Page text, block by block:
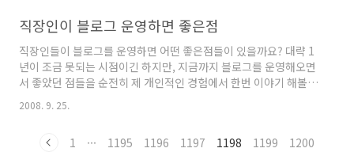
되시더군요. 이름이 수잔이라고 소개를 해주셨는
데, 막..
싶습니다. 오늘 블로그 PPL 제안과 관련한 이메
일을 한통 받았습니다. OOO 관련 업체였는데 제
블로그가 자기계발 관련 내용들이 많다보니, 또
나름 제 블로그를 관심있게 봐주셔서 그런지 모
르겠으나 어쨌든 제 블로그를 통해 많은 분들께
관련 서비스(?)를 홍보했으면 하는 내용의 문의
직장인이 블로그 운영하면 좋은점
직장인들이 블로그를 운영하면 어떤 좋은점들이 있을까요? 대략 1
년이 조금 못되는 시점이긴 하지만, 지금까지 블로그를 운영해오면
서 좋았던 점들을 순전히 제 개인적인 경험에서 한번 이야기 해볼까
있겠으나, 제 경험으로 되짚어 보면, 블로그 적극적으로 운영해보시
던 순간들중에서 가장 인상깊은 항목들로 간단히 추려보았습니다.
2008. 9. 25.
1 ··· 1195 1196 1197 1198 1199 1200